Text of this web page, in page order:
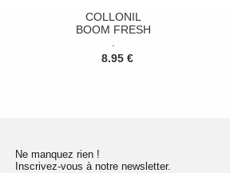
COLLONIL
BOOM FRESH
8.95 €
Ne manquez rien !
Inscrivez-vous à notre newsletter.